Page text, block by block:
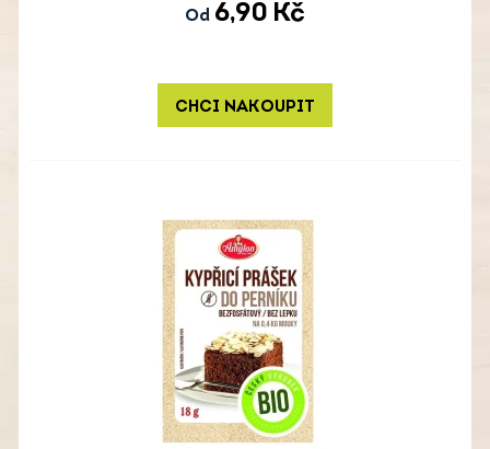
Od 6,90 Kč
CHCI NAKOUPIT